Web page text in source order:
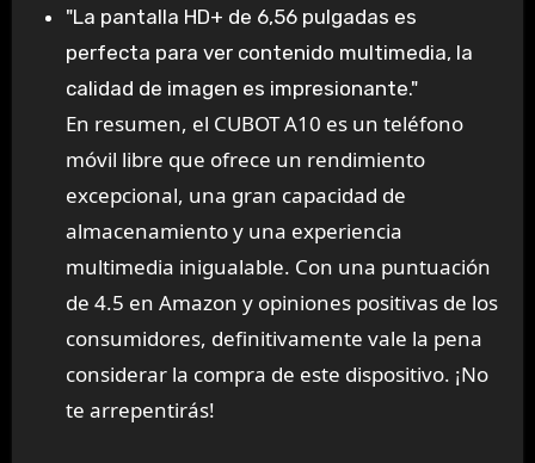
"La pantalla HD+ de 6,56 pulgadas es
perfecta para ver contenido multimedia, la
calidad de imagen es impresionante."
En resumen, el CUBOT A10 es un teléfono
móvil libre que ofrece un rendimiento
excepcional, una gran capacidad de
almacenamiento y una experiencia
multimedia inigualable. Con una puntuación
de 4.5 en Amazon y opiniones positivas de los
consumidores, definitivamente vale la pena
considerar la compra de este dispositivo. ¡No
te arrepentirás!